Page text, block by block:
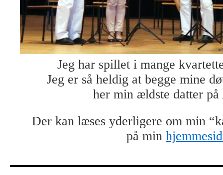
Jeg har spillet i mange
Jeg er så heldig at begge mine
her min ældste datter
Der kan læses yderligere om min
på min